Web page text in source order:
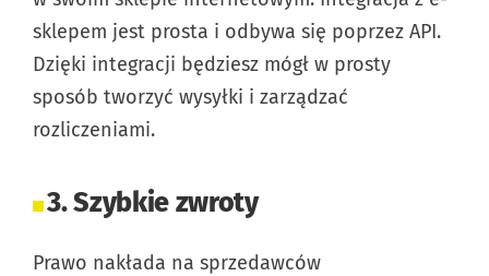
sklepem jest prosta i odbywa się poprzez API.
Dzięki integracji będziesz mógł w prosty
sposób tworzyć wysyłki i zarządzać
rozliczeniami.
3. Szybkie zwroty
Prawo nakłada na sprzedawców